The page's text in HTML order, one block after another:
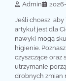
Admin
Jeśli chcesz, aby
artykuł jest dla
nawyki mogą
higienie.
czyszczące oraz
utrzymanie
drobnych zmian